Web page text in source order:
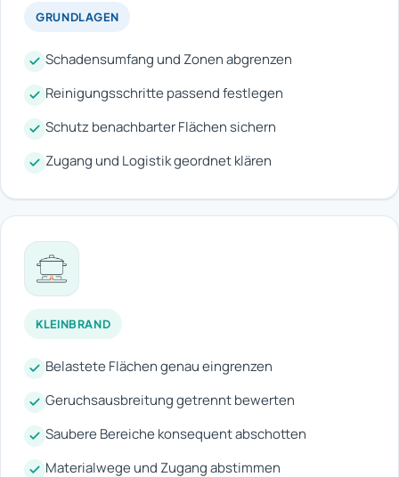
GRUNDLAGEN
Schadensumfang und Zonen abgrenzen
Reinigungsschritte passend festlegen
Schutz benachbarter Flächen sichern
Zugang und Logistik geordnet klären
KLEINBRAND
Belastete Flächen genau eingrenzen
Geruchsausbreitung getrennt bewerten
Saubere Bereiche konsequent abschotten
Materialwege und Zugang abstimmen